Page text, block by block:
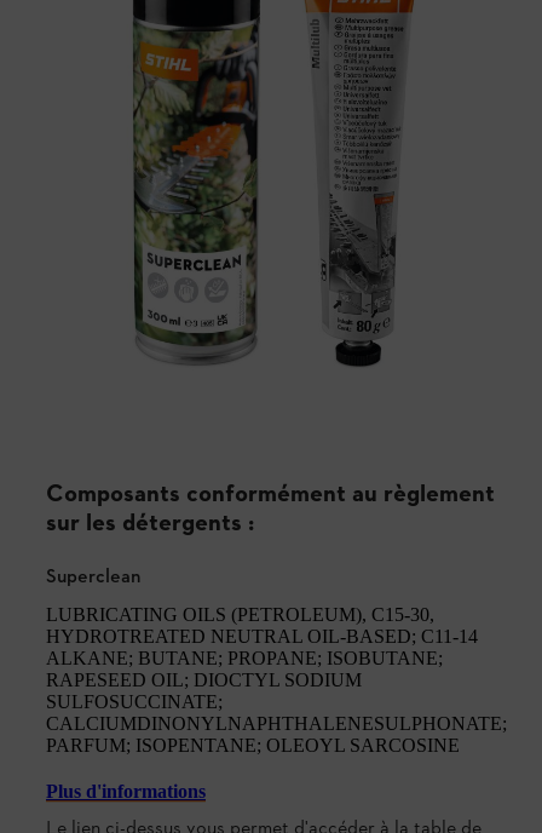
Composants conformément au règlement
sur les détergents :
Superclean
LUBRICATING OILS (PETROLEUM), C15-30,
HYDROTREATED NEUTRAL OIL-BASED; C11-14
ALKANE; BUTANE; PROPANE; ISOBUTANE;
RAPESEED OIL; DIOCTYL SODIUM
SULFOSUCCINATE;
CALCIUMDINONYLNAPHTHALENESULPHONATE;
PARFUM; ISOPENTANE; OLEOYL SARCOSINE
Plus d'informations